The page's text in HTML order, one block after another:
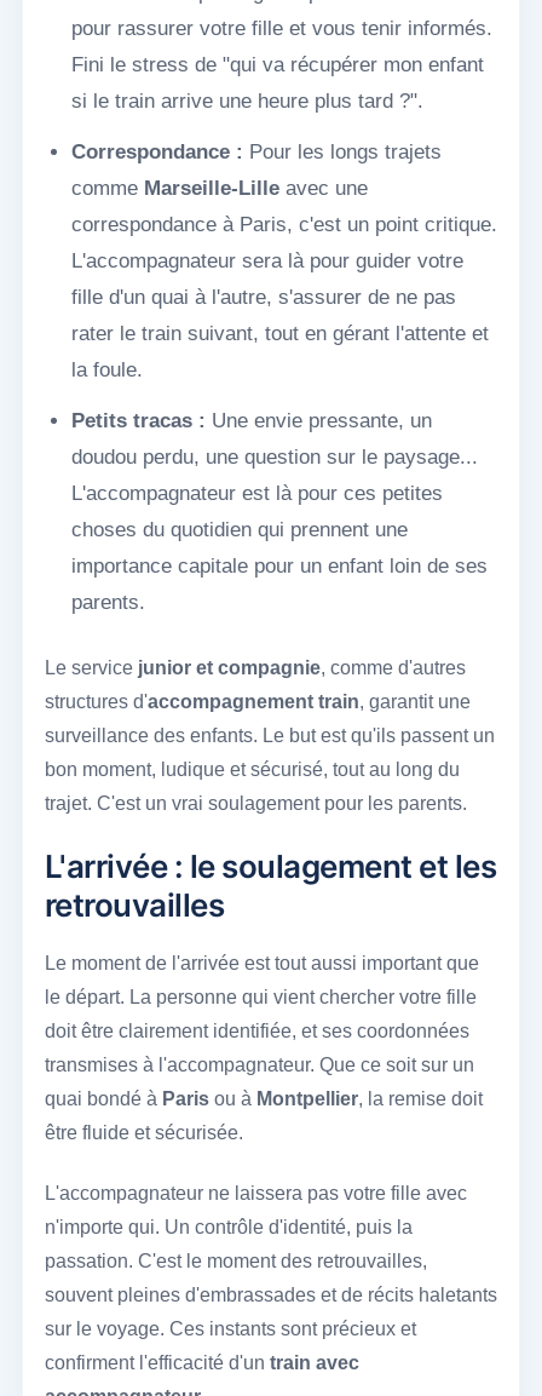
pour rassurer votre fille et vous tenir informés.
Fini le stress de "qui va récupérer mon enfant
si le train arrive une heure plus tard ?".
Correspondance : Pour les longs trajets
comme Marseille-Lilleavec une
correspondance à Paris, c'est un point critique.
L'accompagnateur sera là pour guider votre
fille d'un quai à l'autre, s'assurer de ne pas
rater le train suivant, tout en gérant l'attente et
la foule.
Petits tracas : Une envie pressante, un
doudou perdu, une question sur le paysage...
L'accompagnateur est là pour ces petites
choses du quotidien qui prennent une
importance capitale pour un enfant loin de ses
parents.
Le service junior et compagnie, comme d'autres
structures d'accompagnement train, garantit une
surveillance des enfants. Le but est qu'ils passent un
bon moment, ludique et sécurisé, tout au long du
trajet. C'est un vrai soulagement pour les parents.
L'arrivée : le soulagement et les
retrouvailles
Le moment de l'arrivée est tout aussi important que
le départ. La personne qui vient chercher votre fille
doit être clairement identifiée, et ses coordonnées
transmises à l'accompagnateur. Que ce soit sur un
quai bondé à Parisou à Montpellier, la remise doit
être fluide et sécurisée.
L'accompagnateur ne laissera pas votre fille avec
n'importe qui. Un contrôle d'identité, puis la
passation. C'est le moment des retrouvailles,
souvent pleines d'embrassades et de récits haletants
sur le voyage. Ces instants sont précieux et
confirment l'efficacité d'un train avec